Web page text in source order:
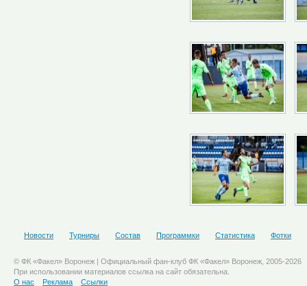
Новости Турниры Состав Программки Статистика Фотки
© ФК «Факел» Воронеж | Официальный фан-клуб ФК «Факел» Воронеж, 2005-2026
При использовании материалов ссылка на сайт обязательна.
О нас
Реклама Ссылки